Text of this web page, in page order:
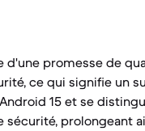
d'une promesse de
ce qui signifie un
15 et se
prolongeant